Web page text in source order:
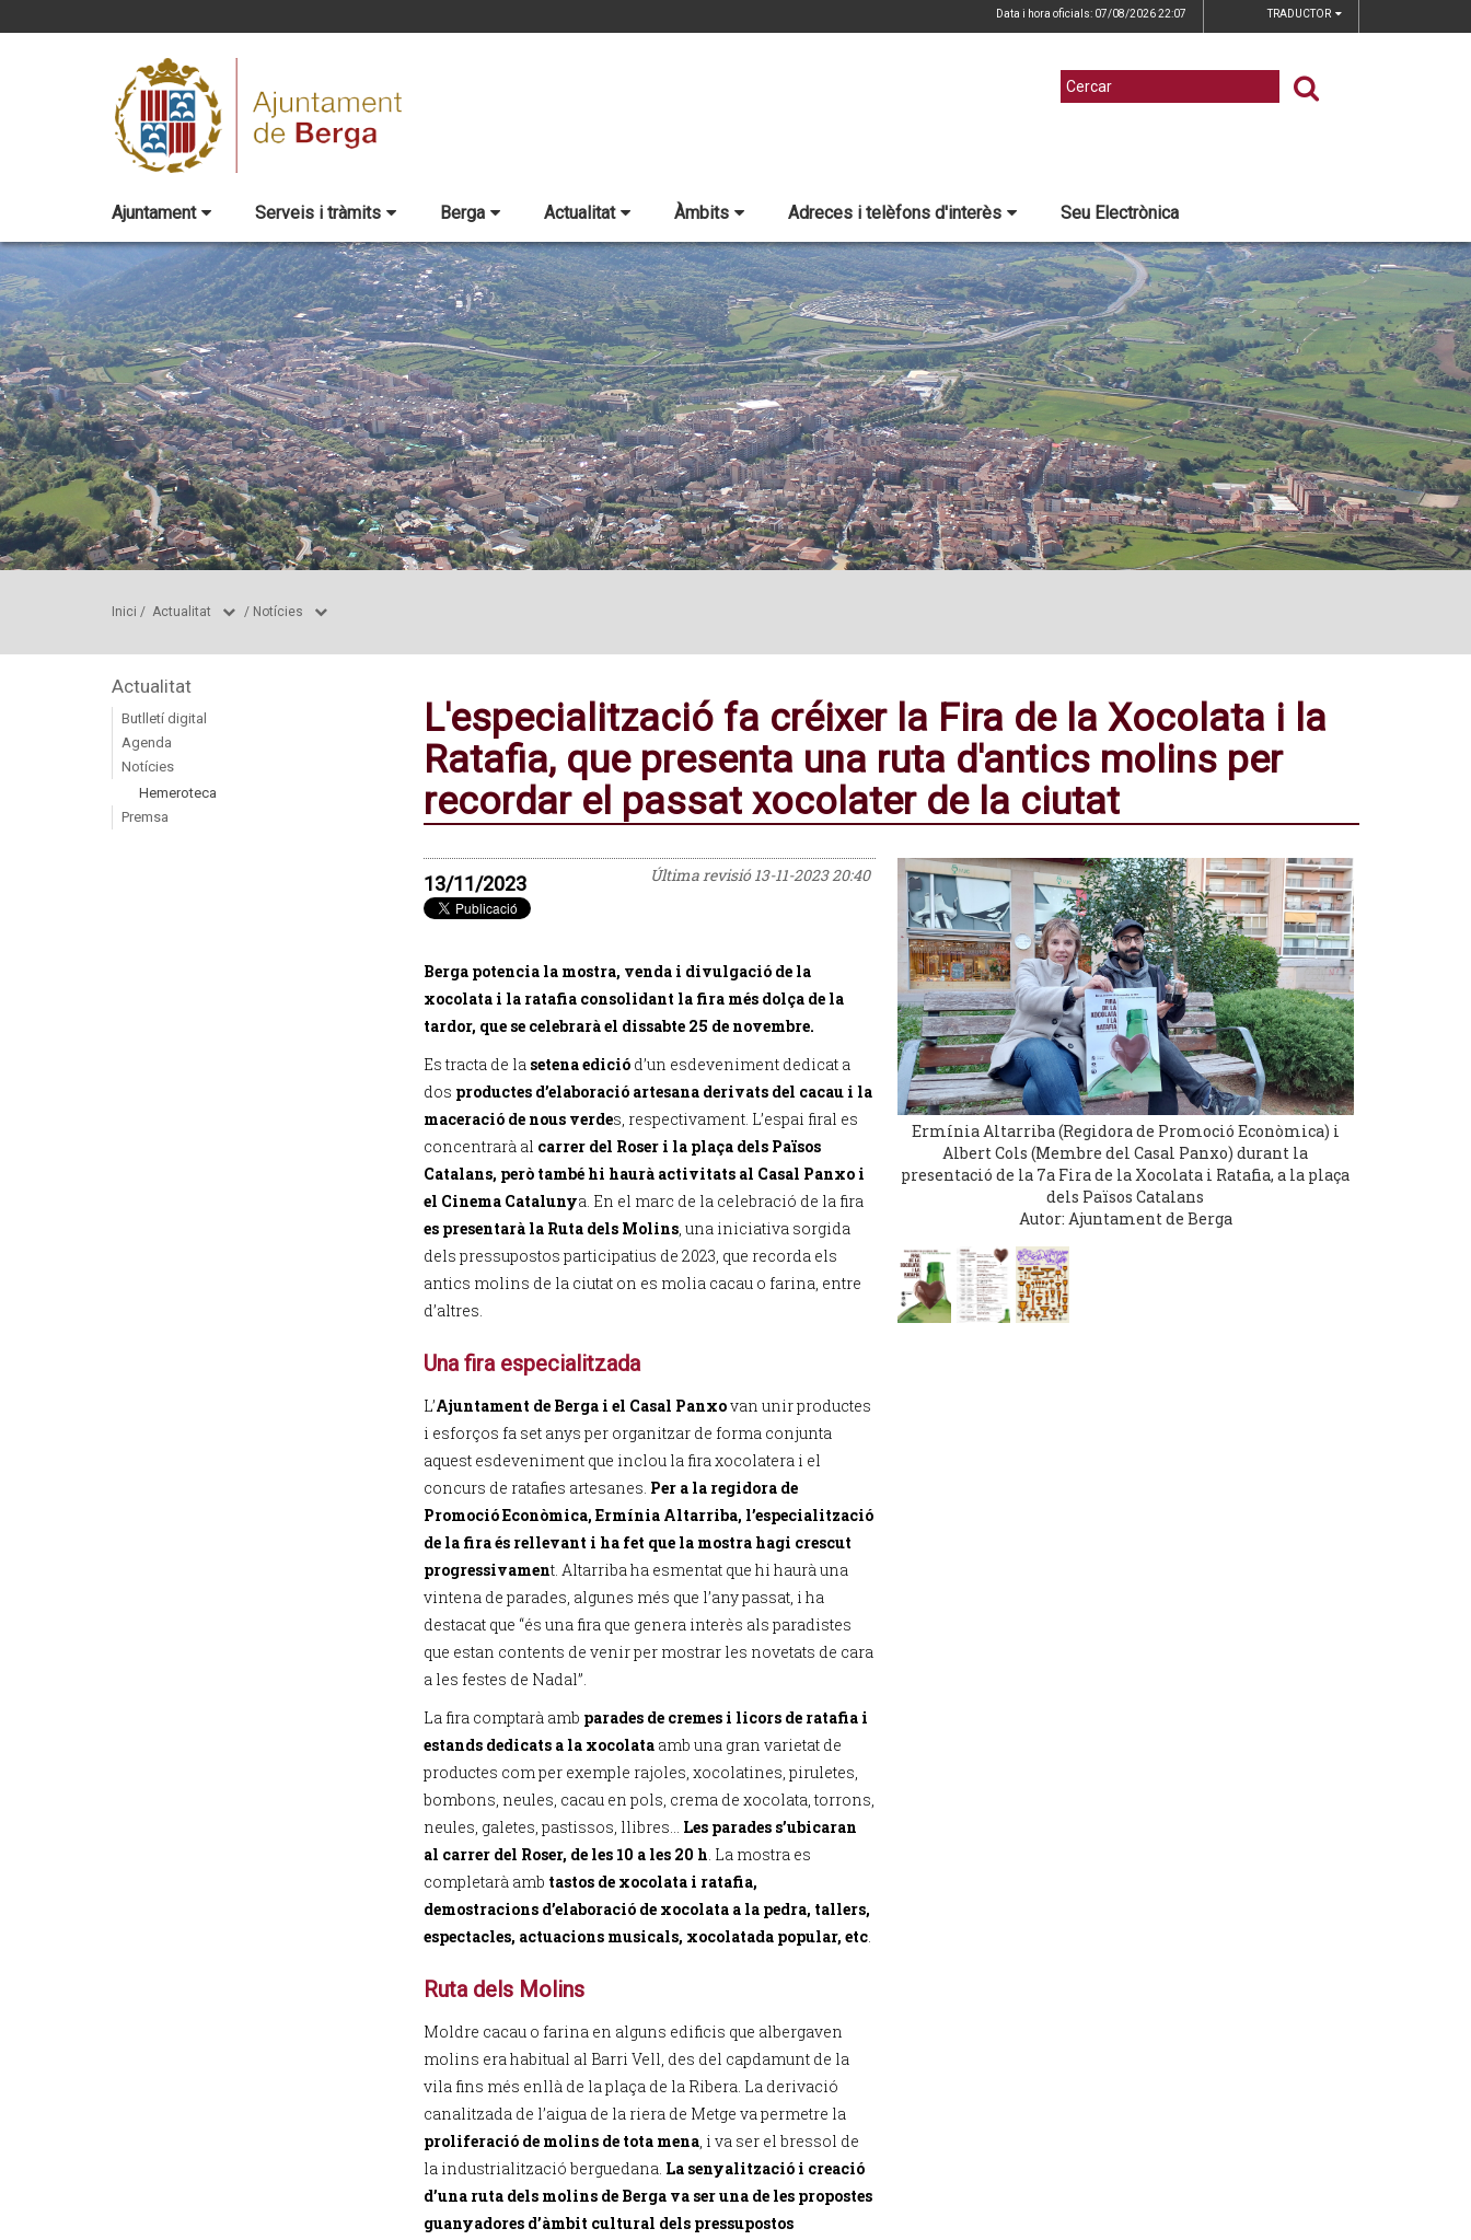
Data i hora oficials: 07/08/202622:07 TRADUCTOR
Ajuntament Serveis i tràmits Berga Actualitat Àmbits Adreces i telèfons d'interès Seu Electrònica
Inici / Actualitat / Notícies
Actualitat
Butlletí digital
Agenda
Notícies
Hemeroteca
Premsa
L'especialització fa créixer la Fira de la Xocolata i la
Ratafia, que presenta una ruta d'antics molins per
recordar el passat xocolater de la ciutat
Última revisió13-11-2023 20:40
13/11/2023
Berga potencia la mostra, venda i divulgació de la
xocolata i la ratafia consolidant la fira més dolça de la
tardor, que se celebrarà el dissabte 25 de novembre.
Es tracta de la setena edició d’un esdeveniment dedicat a
dos productes d’elaboració artesana derivats del cacau i la
maceració de nous verdes, respectivament. L’espai firal es
concentrarà al carrer del Roser i la plaça dels Països
Catalans, però també hi haurà activitats al Casal Panxo i
el Cinema Catalunya. En el marc de la celebració de la fira
es presentarà la Ruta dels Molins, una iniciativa sorgida
dels pressupostos participatius de 2023, que recorda els
antics molins de la ciutat on es molia cacau o farina, entre
d’altres.
Una fira especialitzada
L’Ajuntament de Berga i el Casal Panxovan unir productes
i esforços fa set anys per organitzar de forma conjunta
aquest esdeveniment que inclou la fira xocolatera i el
concurs de ratafies artesanes. Per a la regidora de
Promoció Econòmica, Ermínia Altarriba, l’especialització
de la fira és rellevant i ha fet que la mostra hagi crescut
progressivament. Altarriba ha esmentat que hi haurà una
vintena de parades, algunes més que l’any passat, i ha
destacat que “és una fira que genera interès als paradistes
que estan contents de venir per mostrar les novetats de cara
a les festes de Nadal”.
La fira comptarà amb parades de cremes i licors de ratafia i
estands dedicats a la xocolata amb una gran varietat de
productes com per exemple rajoles, xocolatines, piruletes,
bombons, neules, cacau en pols, crema de xocolata, torrons,
neules, galetes, pastissos, llibres... Les parades s’ubicaran
al carrer del Roser, de les 10 a les 20 h. La mostra es
completarà amb tastos de xocolata i ratafia,
demostracions d’elaboració de xocolata a la pedra, tallers,
espectacles, actuacions musicals, xocolatada popular, etc.
Ruta dels Molins
Moldre cacau o farina en alguns edificis que albergaven
molins era habitual al Barri Vell, des del capdamunt de la
vila fins més enllà de la plaça de la Ribera. La derivació
canalitzada de l’aigua de la riera de Metge va permetre la
proliferació de molins de tota mena, i va ser el bressol de
la industrialització berguedana. La senyalització i creació
d’una ruta dels molins de Berga va ser una de les propostes
guanyadores d’àmbit cultural dels pressupostos
Ermínia Altarriba (Regidora de Promoció Econòmica) i
Albert Cols (Membre del Casal Panxo) durant la
presentació de la 7a Fira de la Xocolata i Ratafia, a la plaça
dels Països Catalans
Autor: Ajuntament de Berga